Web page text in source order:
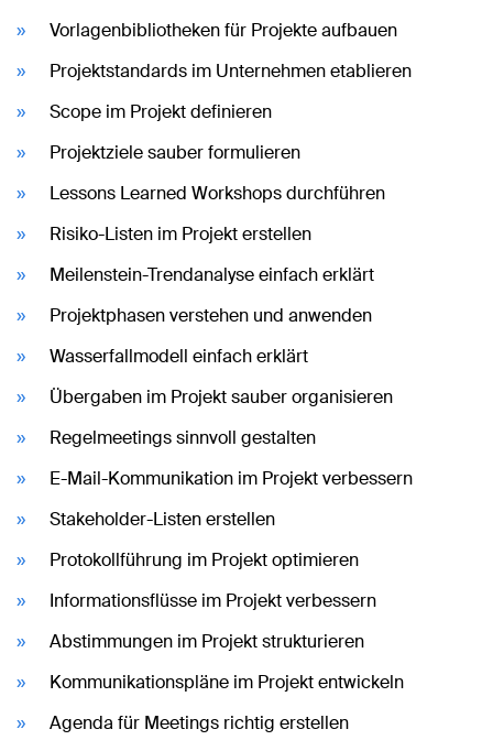
Vorlagenbibliotheken für Projekte aufbauen
Projektstandards im Unternehmen etablieren
Scope im Projekt definieren
Projektziele sauber formulieren
Lessons Learned Workshops durchführen
Risiko-Listen im Projekt erstellen
Meilenstein-Trendanalyse einfach erklärt
Projektphasen verstehen und anwenden
Wasserfallmodell einfach erklärt
Übergaben im Projekt sauber organisieren
Regelmeetings sinnvoll gestalten
E-Mail-Kommunikation im Projekt verbessern
Stakeholder-Listen erstellen
Protokollführung im Projekt optimieren
Informationsflüsse im Projekt verbessern
Abstimmungen im Projekt strukturieren
Kommunikationspläne im Projekt entwickeln
Agenda für Meetings richtig erstellen